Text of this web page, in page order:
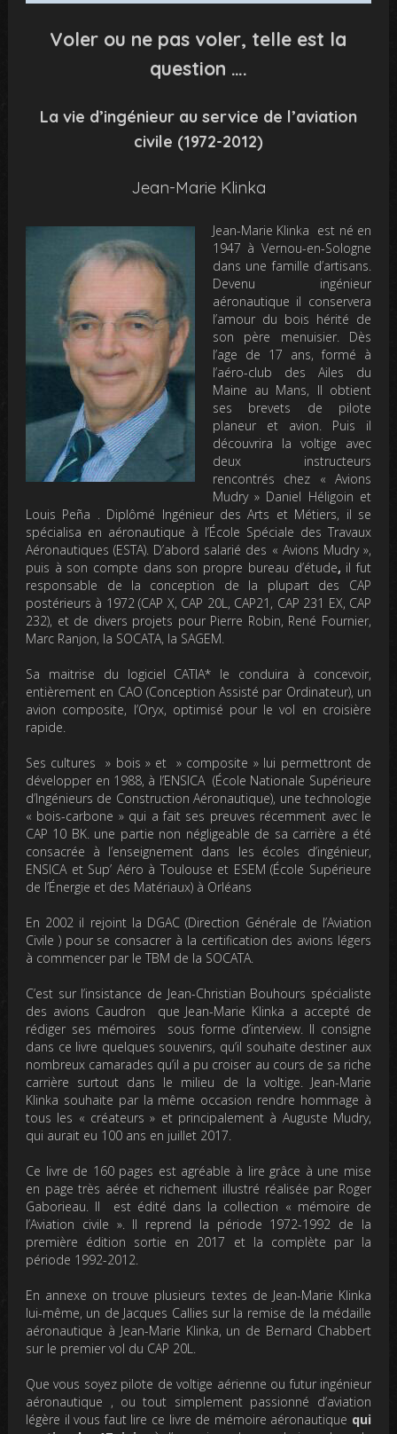
Voler ou ne pas voler, telle est la
question ….
La vie d’ingénieur au service de l’aviation
civile (1972-2012)
Jean-Marie Klinka
Jean-Marie Klinka est né en
1947 à Vernou-en-Sologne
dans une famille d’artisans.
Devenu ingénieur
aéronautique il conservera
l’amour du bois hérité de
son père menuisier. Dès
l’age de 17 ans, formé à
l’aéro-club des Ailes du
Maine au Mans, Il obtient
ses brevets de pilote
planeur et avion. Puis il
découvrira la voltige avec
deux instructeurs
rencontrés chez « Avions
Mudry » Daniel Héligoin et
Louis Peña . Diplômé Ingénieur des Arts et Métiers, il se
spécialisa en aéronautique à l’École Spéciale des Travaux
Aéronautiques (ESTA). D’abord salarié des « Avions Mudry »,
puis à son compte dans son propre bureau d’étude, il fut
responsable de la conception de la plupart des CAP
postérieurs à 1972 (CAP X, CAP 20L, CAP21, CAP 231 EX, CAP
232), et de divers projets pour Pierre Robin, René Fournier,
Marc Ranjon, la SOCATA, la SAGEM.
Sa maitrise du logiciel CATIA* le conduira à concevoir,
entièrement en CAO (Conception Assisté par Ordinateur), un
avion composite, l’Oryx, optimisé pour le vol en croisière
rapide.
Ses cultures » bois » et » composite » lui permettront de
développer en 1988, à l’ENSICA (École Nationale Supérieure
d’Ingénieurs de Construction Aéronautique), une technologie
« bois-carbone » qui a fait ses preuves récemment avec le
CAP 10 BK. une partie non négligeable de sa carrière a été
consacrée à l’enseignement dans les écoles d’ingénieur,
ENSICA et Sup’ Aéro à Toulouse et ESEM (École Supérieure
de l’Énergie et des Matériaux) à Orléans
En 2002 il rejoint la DGAC (Direction Générale de l’Aviation
Civile ) pour se consacrer à la certification des avions légers
à commencer par le TBM de la SOCATA.
C’est sur l’insistance de Jean-Christian Bouhours spécialiste
des avions Caudron que Jean-Marie Klinka a accepté de
rédiger ses mémoires sous forme d’interview. Il consigne
dans ce livre quelques souvenirs, qu’il souhaite destiner aux
nombreux camarades qu’il a pu croiser au cours de sa riche
carrière surtout dans le milieu de la voltige. Jean-Marie
Klinka souhaite par la même occasion rendre hommage à
tous les « créateurs » et principalement à Auguste Mudry,
qui aurait eu 100 ans en juillet 2017.
Ce livre de 160 pages est agréable à lire grâce à une mise
en page très aérée et richement illustré réalisée par Roger
Gaborieau. Il est édité dans la collection « mémoire de
l’Aviation civile ». Il reprend la période 1972-1992 de la
première édition sortie en 2017 et la complète par la
période 1992-2012.
En annexe on trouve plusieurs textes de Jean-Marie Klinka
lui-même, un de Jacques Callies sur la remise de la médaille
aéronautique à Jean-Marie Klinka, un de Bernard Chabbert
sur le premier vol du CAP 20L.
Que vous soyez pilote de voltige aérienne ou futur ingénieur
aéronautique , ou tout simplement passionné d’aviation
légère il vous faut lire ce livre de mémoire aéronautique qui